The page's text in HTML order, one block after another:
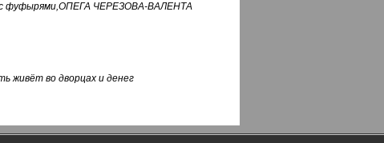
с фуфырями,ОПЕГА ЧЕРЕЗОВА-ВАЛЕНТА
живёт во дворцах и денег